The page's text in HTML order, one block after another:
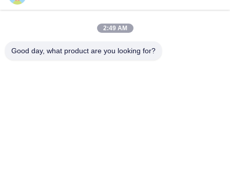
2:49 AM
Good day, what product are you looking for?